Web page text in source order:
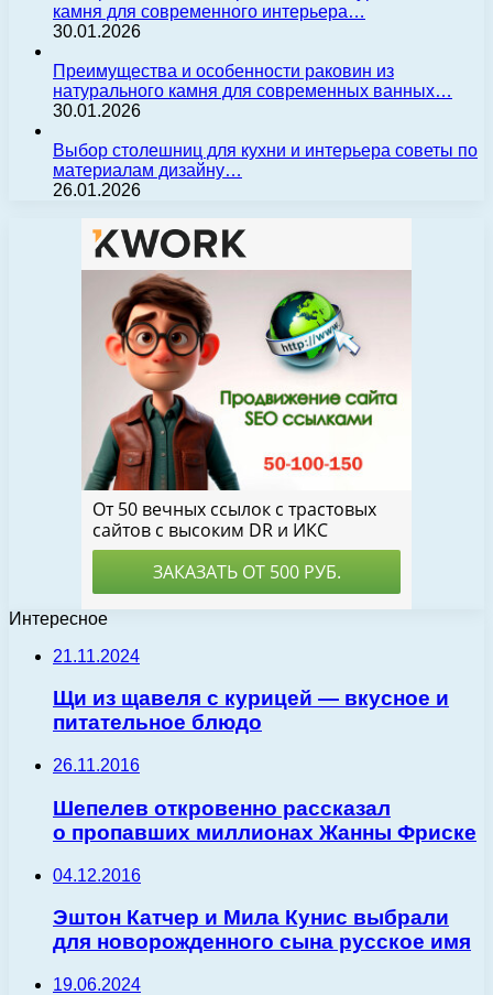
камня для современного интерьера…
30.01.2026
Преимущества и особенности раковин из
натурального камня для современных ванных…
30.01.2026
Выбор столешниц для кухни и интерьера советы по
материалам дизайну…
26.01.2026
Интересное
21.11.2024
Щи из щавеля с курицей — вкусное и
питательное блюдо
26.11.2016
Шепелев откровенно рассказал
о пропавших миллионах Жанны Фриске
04.12.2016
Эштон Катчер и Мила Кунис выбрали
для новорожденного сына русское имя
19.06.2024